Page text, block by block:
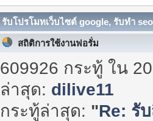
รับโปรโมทเว็บไซต์ google, รับทำ
สถิติการใช้งานฟอรั่ม
609926 กระทู้ ใน
ล่าสุด: dilive11
กระทู้ล่าสุด: "Re: รั